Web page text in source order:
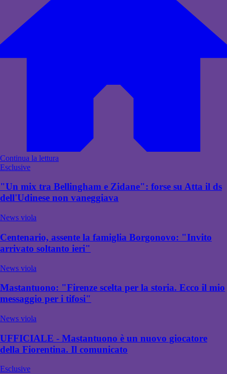
Continua la lettura
Esclusive
"Un mix tra Bellingham e Zidane": forse su Atta il ds
dell'Udinese non vaneggiava
News viola
Centenario, assente la famiglia Borgonovo: "Invito
arrivato soltanto ieri"
News viola
Mastantuono: "Firenze scelta per la storia. Ecco il mio
messaggio per i tifosi"
News viola
UFFICIALE - Mastantuono è un nuovo giocatore
della Fiorentina. Il comunicato
Esclusive